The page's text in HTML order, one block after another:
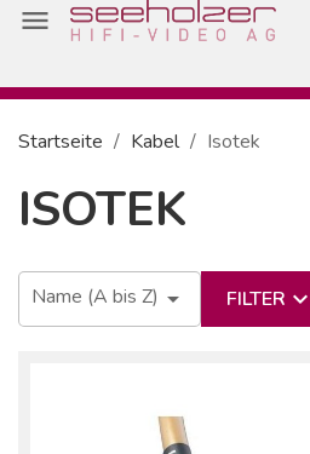

Startseite Kabel Isotek
ISOTEK
Name (A bis Z)  FILTER keyboard_arrow_down